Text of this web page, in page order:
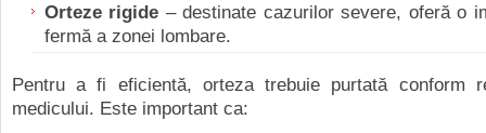
Orteze rigide – destinate cazurilor severe, oferă o
fermă a zonei lombare.
Pentru a fi eficientă, orteza trebuie purtată conform
medicului. Este important ca: